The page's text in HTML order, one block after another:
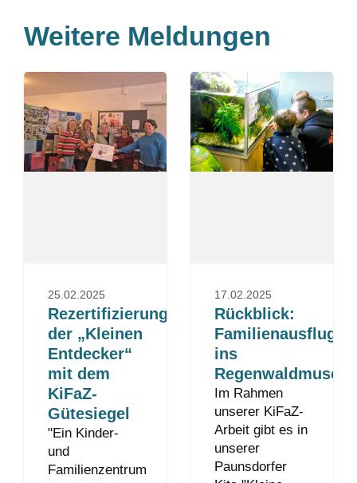
Weitere Meldungen
25.02.2025
Rezertifizierung
der „Kleinen
Entdecker“
mit dem
KiFaZ-
Gütesiegel
"Ein Kinder-
und
Familienzentrum
17.02.2025
Rückblick:
Familienausflug
ins
Im Rahmen
unserer KiFaZ-
Arbeit gibt es in
unserer
Paunsdorfer